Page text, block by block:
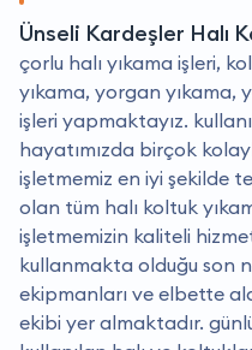
Ünseli Kardeşler Halı
çorlu halı yıkama işleri,
yıkama, yorgan yıkama,
işleri yapmaktayız.
hayatımızda birçok
işletmemiz en iyi şekilde
olan tüm halı koltuk
i̇şletmemizin kaliteli
kullanmakta olduğu son
ekipmanları ve elbette
ekibi yer almaktadır.